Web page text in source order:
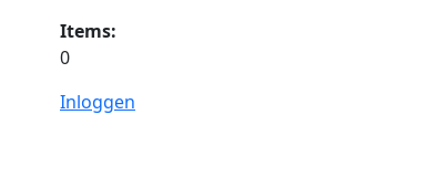
Items:
0
Inloggen